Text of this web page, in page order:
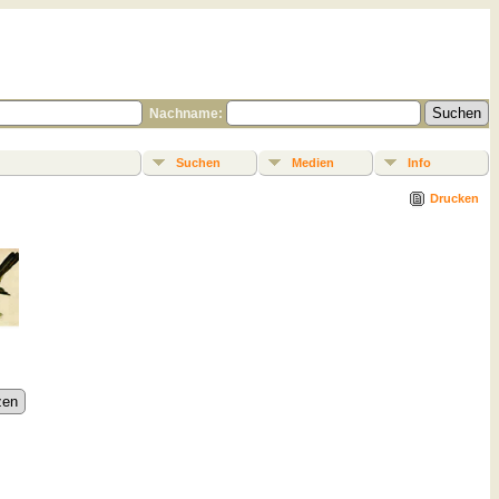
Nachname:
Suchen Medien Info
Drucken